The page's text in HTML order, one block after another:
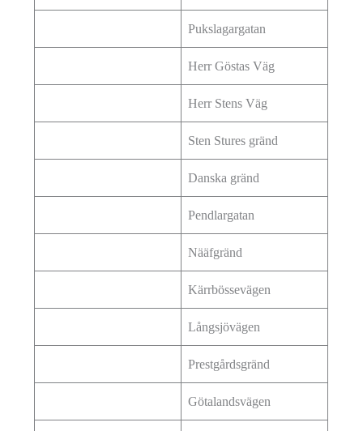
Pukslagargatan
Herr Göstas Väg
Herr Stens Väg
Sten Stures gränd
Danska gränd
Pendlargatan
Nääfgränd
Kärrbössevägen
Långsjövägen
Prestgårdsgränd
Götalandsvägen